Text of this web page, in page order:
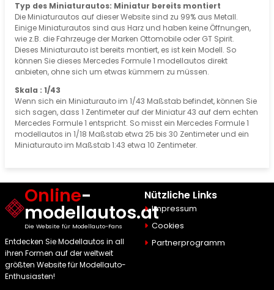
Typ des Miniaturautos: Miniatur bereits montiert
Die Miniaturautos auf dieser Website sind zu 99% aus Metall.
Einige Miniaturautos sind aus Harz und haben keine Öffnungen,
wie z.B. die Fahrzeuge der Marken Ottomobile oder GT Spirit.
Dieses Miniaturauto ist bereits montiert, es ist kein Modell. So
können Sie dieses Mercedes Formule 1 modellautos direkt
anbieten, ohne sich um etwas kümmern zu müssen.
Skala : 1/43
Wenn sich ein Miniaturauto im 1/43 Maßstab befindet, können Sie
sich sagen, dass 1 Zentimeter auf der Miniatur 43 auf dem echten
Mercedes Formule 1 entspricht. So misst ein Mercedes Formule 1
modellautos in 1/18 Maßstab etwa 25 bis 30 Zentimeter und ein
Miniaturauto im Maßstab 1:43 etwa 10 Zentimeter.
Online-
modellautos.at
Die Website für Modellauto-Fans
Entdecken Sie Modellautos in all
ihren Formen auf der weltweit
größten Website für Modellauto-
Enthusiasten!
Nützliche Links
Impressum
Cookies
Partnerprogramm